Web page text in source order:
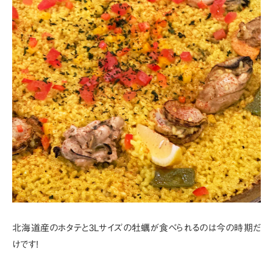
北海道産のホタテと3Lサイズの牡蠣が食べられるのは今の時期だ
けです!